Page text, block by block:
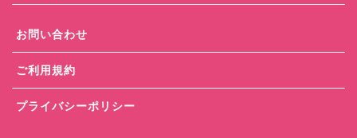
お問い合わせ
ご利用規約
プライバシーポリシー